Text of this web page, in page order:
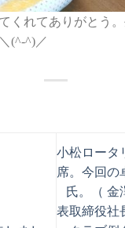
くれてありがとう
(^-^)／
小松ロータ
席。今回の
氏。（ 金
表取締役社